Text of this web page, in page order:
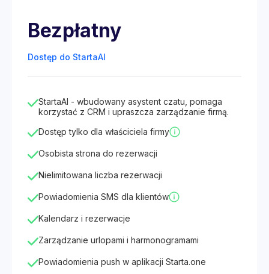
Bezpłatny
Dostęp do StartaAI
StartaAI - wbudowany asystent czatu, pomaga
korzystać z CRM i upraszcza zarządzanie firmą.
Dostęp tylko dla właściciela firmy
Osobista strona do rezerwacji
Nielimitowana liczba rezerwacji
Powiadomienia SMS dla klientów
Kalendarz i rezerwacje
Zarządzanie urlopami i harmonogramami
Powiadomienia push w aplikacji Starta.one